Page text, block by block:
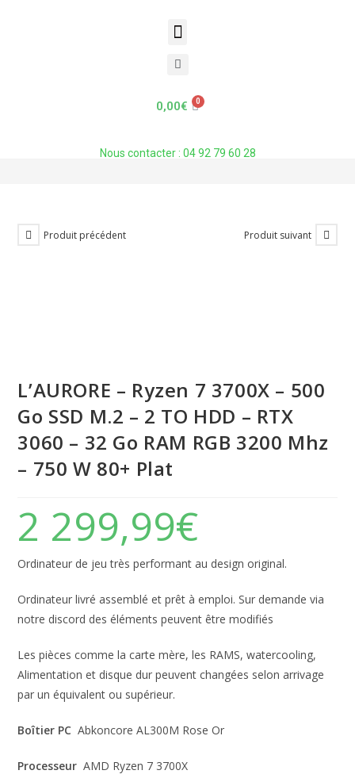
0,00€
Nous contacter : 04 92 79 60 28
L’AURORE – Ryzen 7 3700X – 500 Go
SSD M.2 – 2 TO HDD – RTX 3060 –
32 Go RAM RGB 3200 Mhz – 750 W
Produit précédent Produit suivant
L’AURORE – Ryzen 7 3700X – 500
Go SSD M.2 – 2 TO HDD – RTX
3060 – 32 Go RAM RGB 3200 Mhz
– 750 W 80+ Plat
2 299,99€
Ordinateur de jeu très performant au design original.
Ordinateur livré assemblé et prêt à emploi. Sur demande via
notre discord des éléments peuvent être modifiés
Les pièces comme la carte mère, les RAMS, watercooling,
Alimentation et disque dur peuvent changées selon arrivage
par un équivalent ou supérieur.
Boîtier PC Abkoncore AL300M Rose Or
Processeur AMD Ryzen 7 3700X